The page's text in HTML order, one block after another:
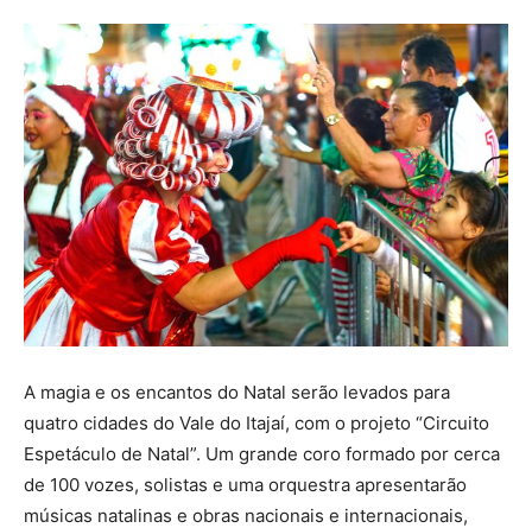
A magia e os encantos do Natal serão levados para
quatro cidades do Vale do Itajaí, com o projeto “Circuito
Espetáculo de Natal”. Um grande coro formado por cerca
de 100 vozes, solistas e uma orquestra apresentarão
músicas natalinas e obras nacionais e internacionais,